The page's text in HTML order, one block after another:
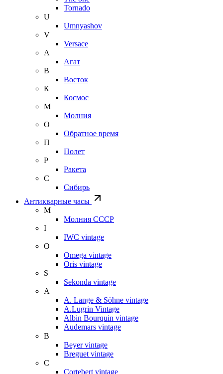
Tornado
U
Umnyashov
V
Versace
А
Агат
В
Восток
К
Космос
М
Молния
О
Обратное время
П
Полет
Р
Ракета
С
Сибирь
Антикварные часы
М
Молния СССР
I
IWC vintage
O
Omega vintage
Oris vintage
S
Sekonda vintage
A
A. Lange & Söhne vintage
A.Lugrin Vintage
Albin Bourquin vintage
Audemars vintage
B
Beyer vintage
Breguet vintage
C
Cortebert vintage